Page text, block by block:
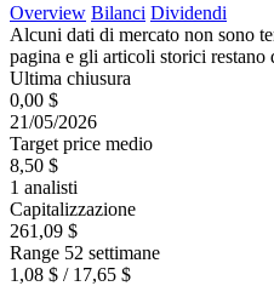
Overview Bilanci Dividendi
Alcuni dati di mercato non sono
pagina e gli articoli storici restano
Ultima chiusura
0,00 $
21/05/2026
Target price medio
8,50 $
1 analisti
Capitalizzazione
261,09 $
Range 52 settimane
1,08 $ / 17,65 $